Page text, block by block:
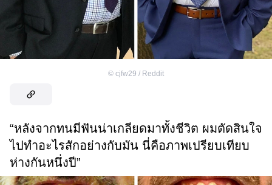
© cjfw29 / Reddit
“หลังจากทนมีฟันน่าเกลียดมาทั้งชีวิต ผมตัดสินใจ
ไปทำอะไรสักอย่างกับมัน นี่คือภาพเปรียบเทียบ
ห่างกันหนึ่งปี”